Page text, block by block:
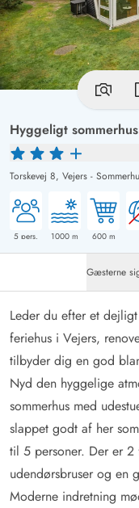
Hyggeligt
Torskevej 8, Vejers -
5 pers. 1000 m 600m
Gæsterne
Leder du efter et
feriehus i Vejers,
tilbyder dig en god
Nyd den hyggelige
sommerhus med
slappet godt af her
til 5 personer. Der er
udendørsbruser og en
Moderne indretning